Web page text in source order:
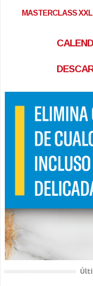
MASTERCLASS XXL